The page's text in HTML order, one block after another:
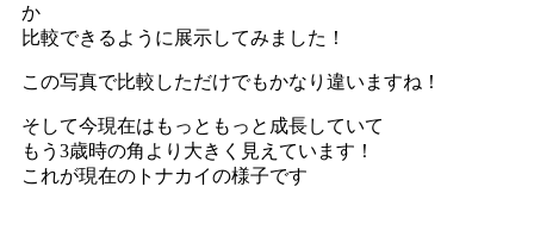
か
比較できるように展示してみました！
この写真で比較しただけでもかなり違いますね！
そして今現在はもっともっと成長していて
もう3歳時の角より大きく見えています！
これが現在のトナカイの様子です